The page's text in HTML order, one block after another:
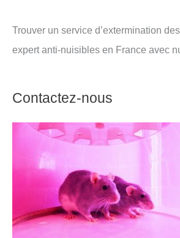
Trouver un service d’extermination
expert anti-nuisibles en France avec
Contactez-nous